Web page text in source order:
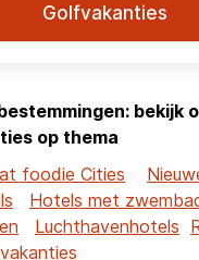
Golfvakanties
bekijk
op thema
foodie Cities
Hotels met
Luchthavenhotels